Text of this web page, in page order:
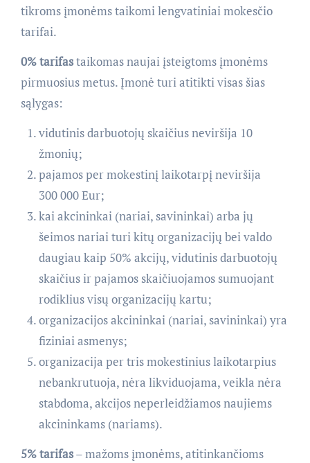
tikroms įmonėms taikomi lengvatiniai mokesčio
tarifai.
0% tarifastaikomas naujai įsteigtoms įmonėms
pirmuosius metus. Įmonė turi atitikti visas šias
sąlygas:
vidutinis darbuotojų skaičius neviršija 10
žmonių;
pajamos per mokestinį laikotarpį neviršija
300 000 Eur;
kai akcininkai (nariai, savininkai) arba jų
šeimos nariai turi kitų organizacijų bei valdo
daugiau kaip 50% akcijų, vidutinis darbuotojų
skaičius ir pajamos skaičiuojamos sumuojant
rodiklius visų organizacijų kartu;
organizacijos akcininkai (nariai, savininkai) yra
fiziniai asmenys;
organizacija per tris mokestinius laikotarpius
nebankrutuoja, nėra likviduojama, veikla nėra
stabdoma, akcijos neperleidžiamos naujiems
akcininkams (nariams).
5% tarifas– mažoms įmonėms, atitinkančioms